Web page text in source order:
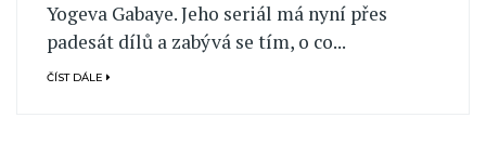
Yogeva Gabaye. Jeho seriál má nyní přes
padesát dílů a zabývá se tím, o co...
ČÍST DÁLE